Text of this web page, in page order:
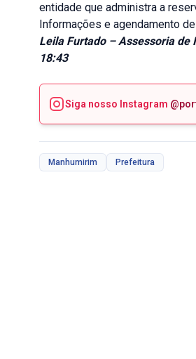
entidade que administra a
Informações e agendamento
Leila Furtado – Assessoria
18:43
Siga nosso Instagram
Manhumirim Prefeitura